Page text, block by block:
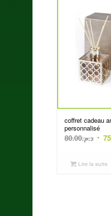
coffret cadeau
personnalisé
د.م.80.00
Le
initial
Lire la suite